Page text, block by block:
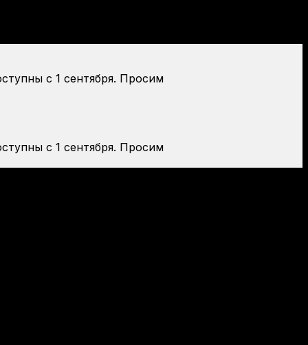
с 1 сентября. Просим
с 1 сентября. Просим